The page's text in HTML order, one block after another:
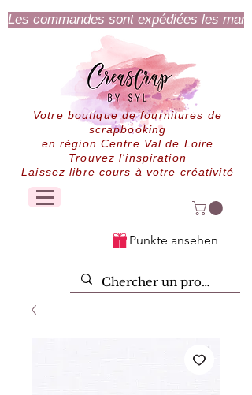
Les commandes sont expédiées les
Votre boutique de fournitures de
scrapbooking
en région Centre Val de Loire
Trouvez l'inspiration
Laissez libre cours à votre créativité
Punkte ansehen